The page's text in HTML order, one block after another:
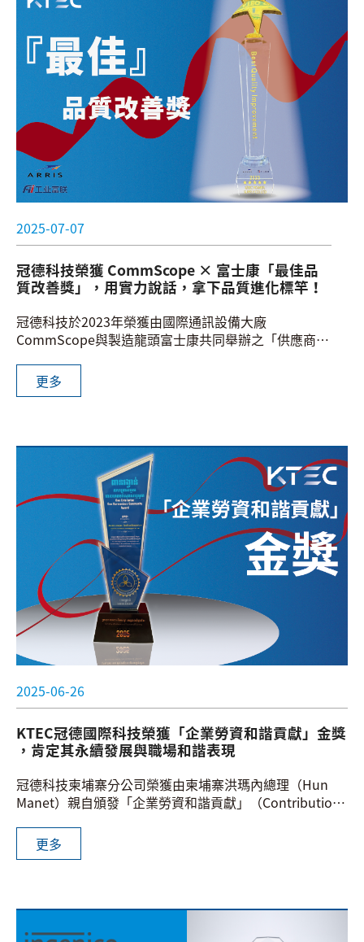
2025-07-07
冠德科技榮獲 CommScope × 富士康「最佳品
質改善獎」，用實力說話，拿下品質進化標竿！
冠德科技於2023年榮獲由國際通訊設備大廠
CommScope與製造龍頭富士康共同舉辦之「供應商品
該獎項旨在表揚供應商於品質管理、製程優化及持續改
精進，到全面的品質管理制度提升，皆有明顯效益。
更多
2025-06-26
KTEC冠德國際科技榮獲「企業勞資和諧貢獻」金獎
，肯定其永續發展與職場和諧表現
冠德科技柬埔寨分公司榮獲由柬埔寨洪瑪內總理（Hun
Manet）親自頒發「企業勞資和諧貢獻」（Contribution
發展及職場管理領域再添殊榮。
該獎項由柬埔寨勞工與職業培訓部主辦，旨在表彰企業於
更多